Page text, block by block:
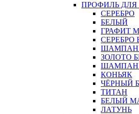
ПРОФИЛЬ
СЕРЕБРО
БЕЛЫЙ
ГРАФИТ
СЕРЕБРО
ЗОЛОТО
КОНЬЯК
ЧЁРНЫЙ
ТИТАН
БЕЛЫЙ
ЛАТУНЬ